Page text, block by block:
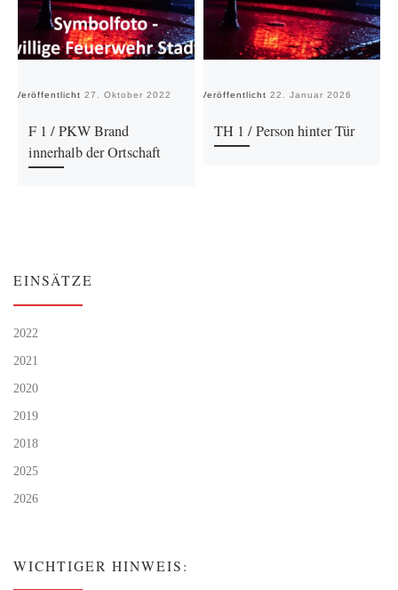
Veröffentlicht 27. Oktober 2022
F 1 / PKW Brand
innerhalb der Ortschaft
Veröffentlicht 22. Januar 2026
TH 1 / Person hinter Tür
EINSÄTZE
2022
2021
2020
2019
2018
2025
2026
WICHTIGER HINWEIS: